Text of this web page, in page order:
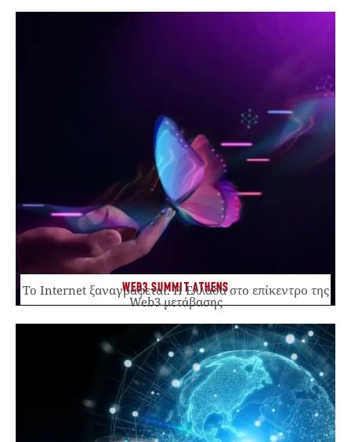
WEB3 SUMMIT ATHENS
Το Internet ξαναγράφεται. Η Ελλάδα στο επίκεντρο της
Web3 μετάβασης